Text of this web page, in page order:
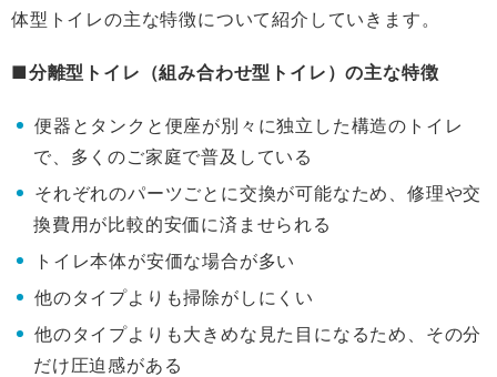
体型トイレの主な特徴について紹介していきます。
■分離型トイレ（組み合わせ型トイレ）の主な特徴
便器とタンクと便座が別々に独立した構造のトイレ
で、多くのご家庭で普及している
それぞれのパーツごとに交換が可能なため、修理や交
換費用が比較的安価に済ませられる
トイレ本体が安価な場合が多い
他のタイプよりも掃除がしにくい
他のタイプよりも大きめな見た目になるため、その分
だけ圧迫感がある